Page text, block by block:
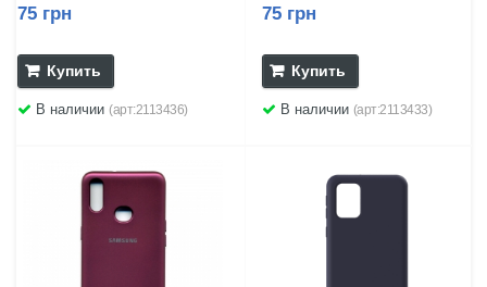
75 грн
Купить
В наличии (арт:2113436)
75 грн
Купить
В наличии (арт:2113433)